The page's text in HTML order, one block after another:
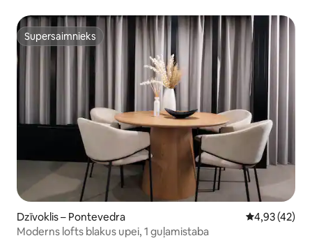
Supersaimnieks
Supersaimnieks
Dzīvoklis – Pontevedra Vidējais
4,93 (42)
Moderns lofts blakus upei, 1 guļamistaba